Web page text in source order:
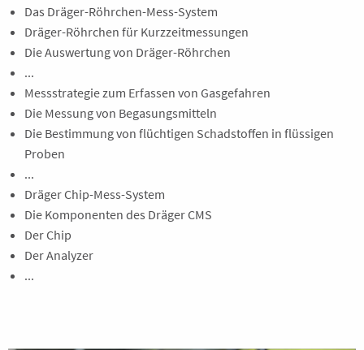
Das Dräger-Röhrchen-Mess-System
Dräger-Röhrchen für Kurzzeitmessungen
Die Auswertung von Dräger-Röhrchen
...
Messstrategie zum Erfassen von Gasgefahren
Die Messung von Begasungsmitteln
Die Bestimmung von flüchtigen Schadstoffen in flüssigen
Proben
...
Dräger Chip-Mess-System
Die Komponenten des Dräger CMS
Der Chip
Der Analyzer
...